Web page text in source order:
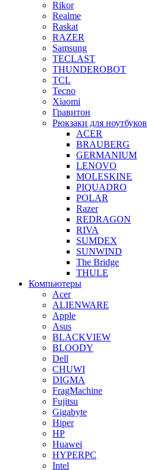
Rikor
Realme
Raskat
RAZER
Samsung
TECLAST
THUNDEROBOT
TCL
Tecno
Xiaomi
Гравитон
Рюкзаки для ноутбуков
ACER
BRAUBERG
GERMANIUM
LENOVO
MOLESKINE
PIQUADRO
POLAR
Razer
REDRAGON
RIVA
SUMDEX
SUNWIND
The Bridge
THULE
Компьютеры
Acer
ALIENWARE
Apple
Asus
BLACKVIEW
BLOODY
Dell
CHUWI
DIGMA
FragMachine
Fujitsu
Gigabyte
Hiper
HP
Huawei
HYPERPC
Intel